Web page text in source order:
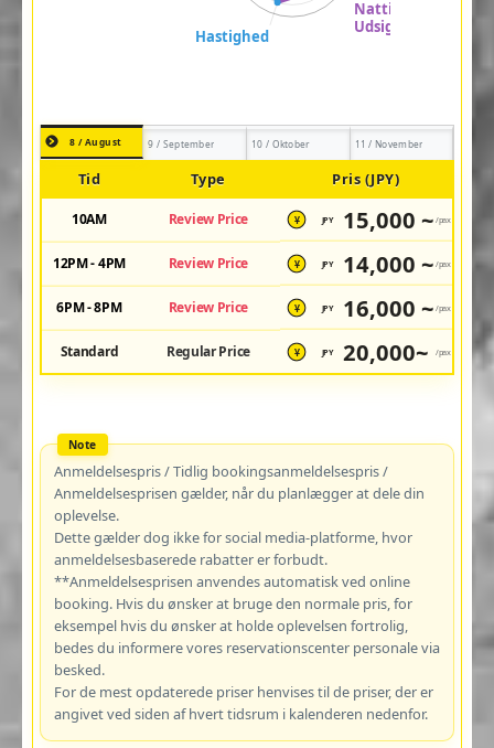
8 / August 9 / September 10 / Oktober 11 / November
Tid Type Pris (JPY)
10AM Review Price ¥ JPY 15,000 ~ /pax
12PM - 4PM Review Price ¥ JPY 14,000 ~ /pax
6PM - 8PM Review Price ¥ JPY 16,000 ~ /pax
Standard Regular Price ¥ JPY 20,000~ /pax
Anmeldelsespris / Tidlig bookingsanmeldelsespris /
Anmeldelsesprisen gælder, når du planlægger at dele din
oplevelse.
Dette gælder dog ikke for social media-platforme, hvor
anmeldelsesbaserede rabatter er forbudt.
**Anmeldelsesprisen anvendes automatisk ved online
booking. Hvis du ønsker at bruge den normale pris, for
eksempel hvis du ønsker at holde oplevelsen fortrolig,
bedes du informere vores reservationscenter personale via
besked.
For de mest opdaterede priser henvises til de priser, der er
angivet ved siden af hvert tidsrum i kalenderen nedenfor.